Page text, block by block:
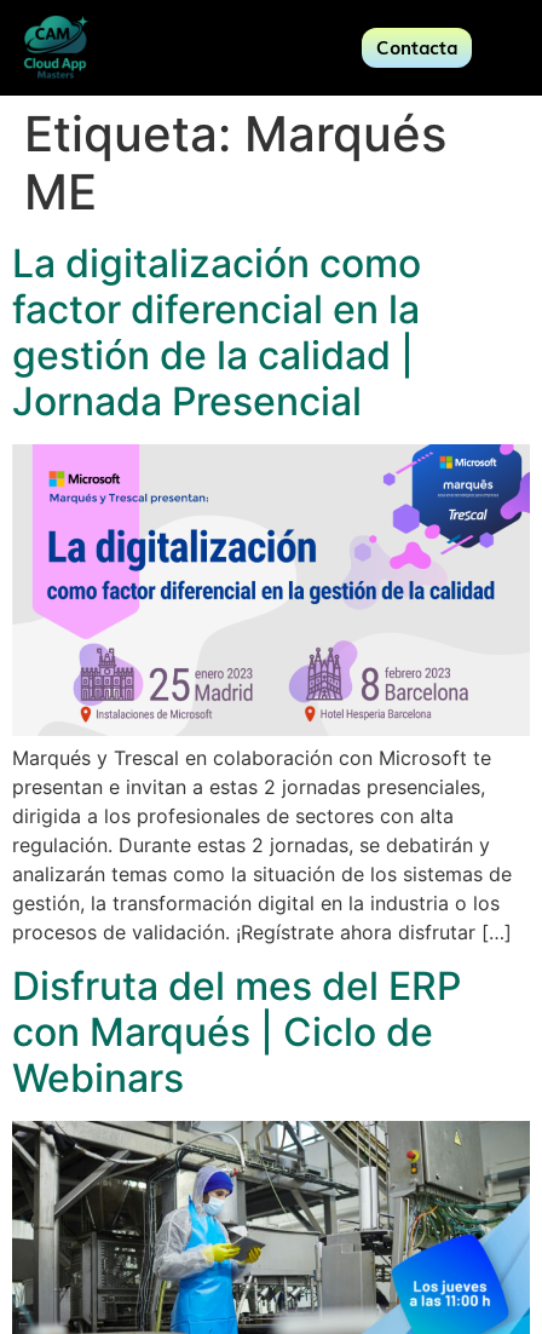
Contacta
Etiqueta: Marqués
ME
La digitalización como
factor diferencial en la
gestión de la calidad |
Jornada Presencial
Marqués y Trescal en colaboración con Microsoft te
presentan e invitan a estas 2 jornadas presenciales,
dirigida a los profesionales de sectores con alta
regulación. Durante estas 2 jornadas, se debatirán y
analizarán temas como la situación de los sistemas de
gestión, la transformación digital en la industria o los
procesos de validación. ¡Regístrate ahora disfrutar […]
Disfruta del mes del ERP
con Marqués | Ciclo de
Webinars